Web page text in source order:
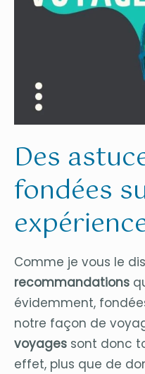
Des
fondées
Comme je vous le
recommandations
évidemment,
notre façon de
voyages sont donc
effet, plus que de